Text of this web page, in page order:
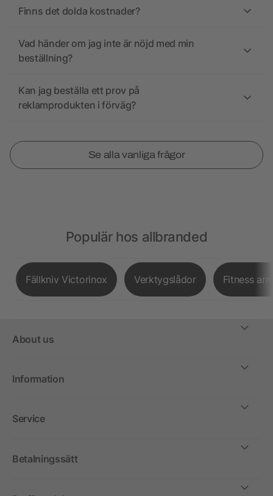
Finns det dolda kostnader?
Vad händer om jag inte är nöjd med min
beställning?
Kan jag beställa ett prov på
reklamprodukten i förväg?
Se alla vanliga frågor
Populär hos allbranded
Fällkniv Victorinox Verktygslådor Fitness
About us
Information
Service
Betalningssätt